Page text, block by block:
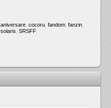
aniversare, cocoru, fandom, fanzin,
solaris SRSFF